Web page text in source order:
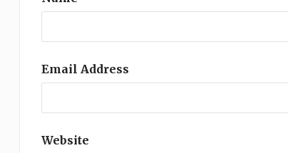
Email Address
Website